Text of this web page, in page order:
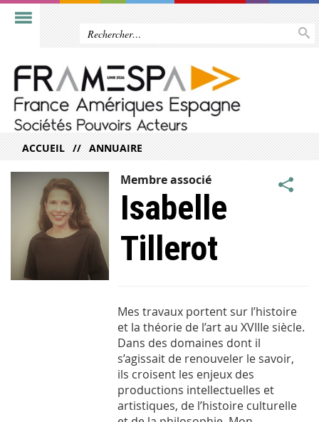
ACCUEIL ANNUAIRE
Membre associé
Isabelle
Tillerot
Mes travaux portent sur l’histoire
et la théorie de l’art au XVIIIe siècle.
Dans des domaines dont il
s’agissait de renouveler le savoir,
ils croisent les enjeux des
productions intellectuelles et
artistiques, de l’histoire culturelle